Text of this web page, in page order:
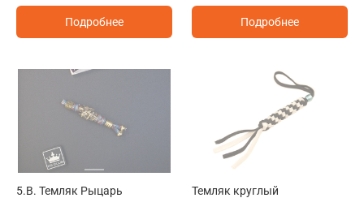
Подробнее Подробнее
5.B. Темляк Рыцарь Темляк круглый